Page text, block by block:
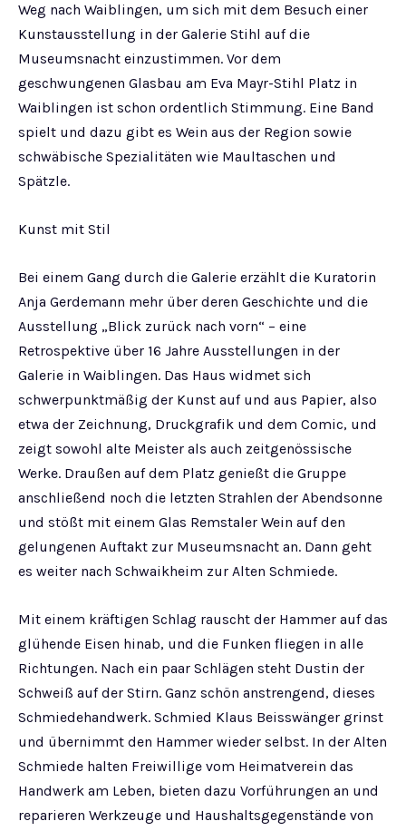
Weg nach Waiblingen, um sich mit dem Besuch einer
Kunstausstellung in der Galerie Stihl auf die
Museumsnacht einzustimmen. Vor dem
geschwungenen Glasbau am Eva Mayr-Stihl Platz in
Waiblingen ist schon ordentlich Stimmung. Eine Band
spielt und dazu gibt es Wein aus der Region sowie
schwäbische Spezialitäten wie Maultaschen und
Spätzle.
Kunst mit Stil
Bei einem Gang durch die Galerie erzählt die Kuratorin
Anja Gerdemann mehr über deren Geschichte und die
Ausstellung „Blick zurück nach vorn“ – eine
Retrospektive über 16 Jahre Ausstellungen in der
Galerie in Waiblingen. Das Haus widmet sich
schwerpunktmäßig der Kunst auf und aus Papier, also
etwa der Zeichnung, Druckgrafik und dem Comic, und
zeigt sowohl alte Meister als auch zeitgenössische
Werke. Draußen auf dem Platz genießt die Gruppe
anschließend noch die letzten Strahlen der Abendsonne
und stößt mit einem Glas Remstaler Wein auf den
gelungenen Auftakt zur Museumsnacht an. Dann geht
es weiter nach Schwaikheim zur Alten Schmiede.
Mit einem kräftigen Schlag rauscht der Hammer auf das
glühende Eisen hinab, und die Funken fliegen in alle
Richtungen. Nach ein paar Schlägen steht Dustin der
Schweiß auf der Stirn. Ganz schön anstrengend, dieses
Schmiedehandwerk. Schmied Klaus Beisswänger grinst
und übernimmt den Hammer wieder selbst. In der Alten
Schmiede halten Freiwillige vom Heimatverein das
Handwerk am Leben, bieten dazu Vorführungen an und
reparieren Werkzeuge und Haushaltsgegenstände von